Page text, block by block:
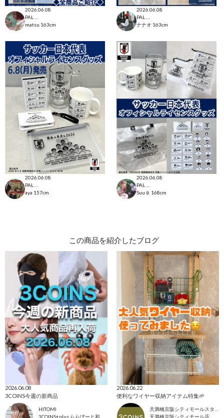
2026.06.08
matsu 163cm
2026.06.08
ナナオ 163cm
2026.06.08
aya 157cm
2026.06.08
Suu☺︎ 168cm
この商品を紹介したブログ
2026.06.08
3COINS今週の新商品
HITOMI
2026.06.22
便利なワイヤー収納アイテム特集🌱
天満橋京阪シティモールスタッフ
天満橋京阪シティモール店